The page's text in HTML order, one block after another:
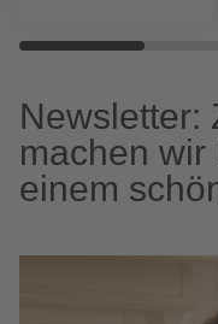
Newsletter:
machen wir
einem